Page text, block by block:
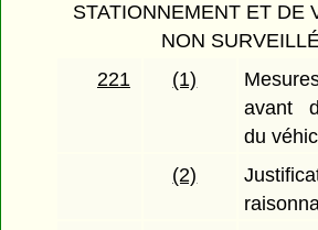
STATIONNEMENT ET DE
NON
221
(1)
avant
du
(2)